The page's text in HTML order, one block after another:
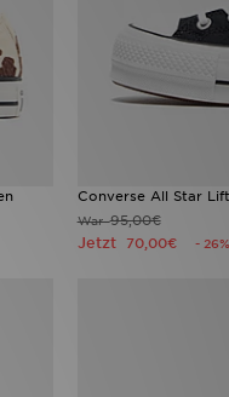
Converse All Star
War95,00€
Jetzt 70,00€ - 26%